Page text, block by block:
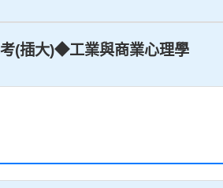
(插大)◆工業與商業心理學